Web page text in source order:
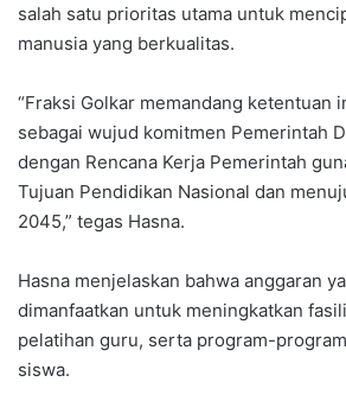
salah satu prioritas utama untuk
manusia yang berkualitas.
“Fraksi Golkar memandang ketentuan
sebagai wujud komitmen Pemerintah
dengan Rencana Kerja Pemerintah
Tujuan Pendidikan Nasional dan
2045,” tegas Hasna.
Hasna menjelaskan bahwa anggaran
dimanfaatkan untuk meningkatkan
pelatihan guru, serta program-
siswa.